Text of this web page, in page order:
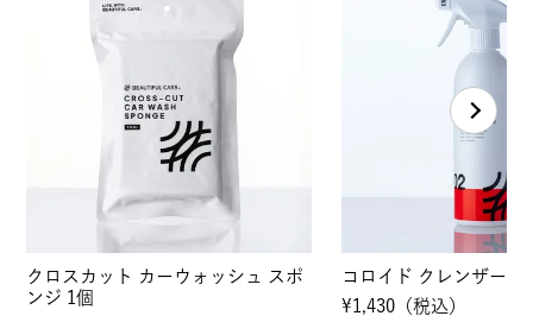
クロスカット カーウォッシュ スポ
ンジ 1個
コロイド クレンザー
¥1,430（税込）